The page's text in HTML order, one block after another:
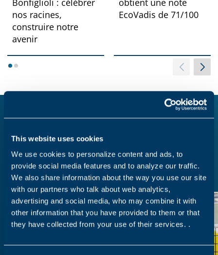
This website uses cookies
We use cookies to personalize content and ads, to
provide social media features and to analyze our traffic.
We also share information about the way you use our site
with our partners who talk about web analytics,
advertising and social media, who may combine it with
other information that you have provided to them or that
they have collected from your use of their services. .
Bonfiglioli : célébrer
nos racines,
construire notre
avenir
obtient une note
EcoVadis de 71/100
12
Notre Équipe
Nous sommes convaincus que nos salariés sont notre
bien le plus cher.